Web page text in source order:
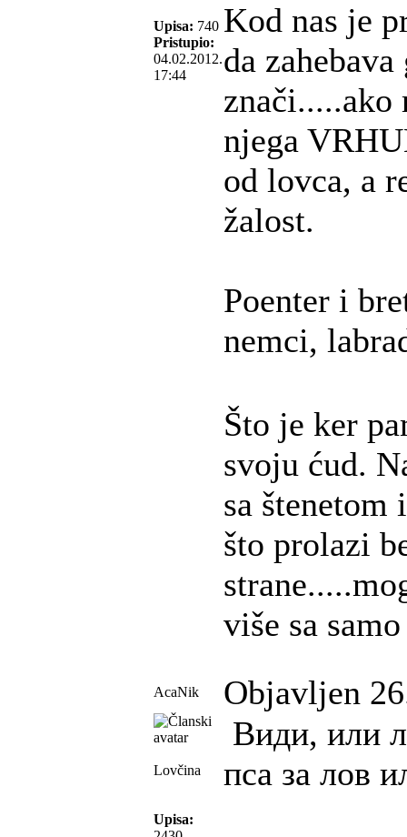
Upisa: 740
Pristupio:
04.02.2012.
17:44
Kod nas je
da
znači.....ako
njega
od lovca, a
žalost.
Poenter i
nemci,
Što je ker
svoju ćud.
sa štenetom
što prolazi
više sa
AcaNik Objavljen
Lovčina
Upisa:
Види, или
пса за лов